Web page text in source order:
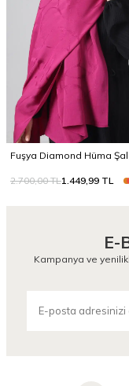
Fuşya Diamond Hüma Şal
2.700,00TL1.449,99 TL
E-
Kampanya ve